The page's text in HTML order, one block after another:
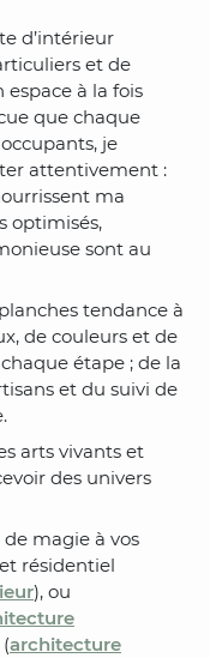
d’intérieur
et de
espace à la fois
que chaque
je
attentivement :
ma
optimisés,
sont au
tendance à
de couleurs et de
étape ; de la
et du suivi de
arts vivants et
des univers
magie à vos
résidentiel
), ou
architecture